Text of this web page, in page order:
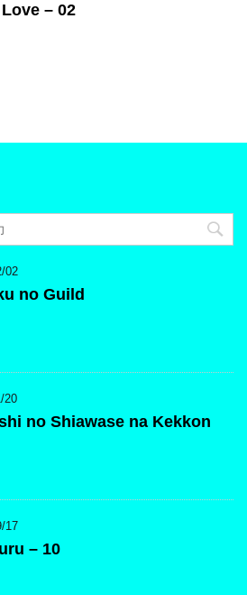
– 02
02
no Guild
20
no Shiawase na Kekkon
17
– 10